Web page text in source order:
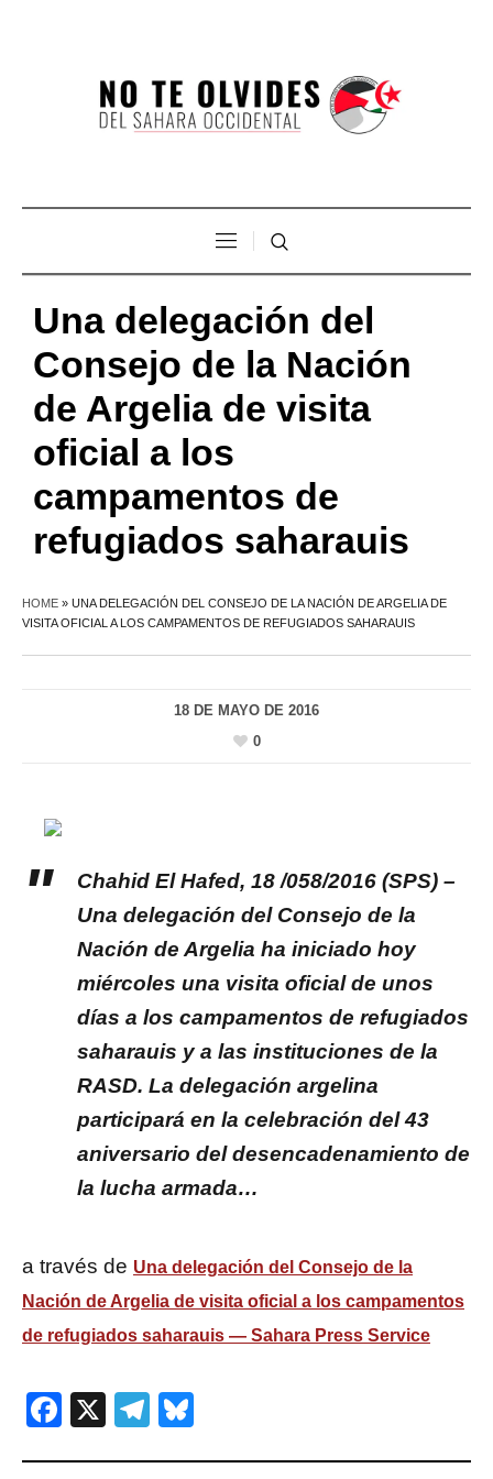
Una delegación del
Consejo de la Nación
de Argelia de visita
oficial a los
campamentos de
refugiados saharauis
HOME » UNA DELEGACIÓN DEL CONSEJO DE LA NACIÓN DE ARGELIA DE
VISITA OFICIAL A LOS CAMPAMENTOS DE REFUGIADOS SAHARAUIS
18 DE MAYO DE 2016
0
Chahid El Hafed, 18 /058/2016 (SPS) –
Una delegación del Consejo de la
Nación de Argelia ha iniciado hoy
miércoles una visita oficial de unos
días a los campamentos de refugiados
saharauis y a las instituciones de la
RASD. La delegación argelina
participará en la celebración del 43
aniversario del desencadenamiento de
la lucha armada…
a través de Una delegación del Consejo de la
Nación de Argelia de visita oficial a los campamentos
de refugiados saharauis — Sahara Press Service
Facebook
X Telegram